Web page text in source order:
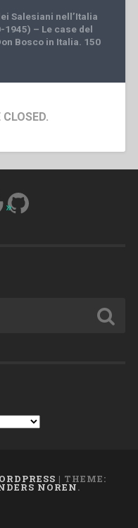
Salesiani nell’Italia
– Le case del
Bosco in Italia. 150
GitHub
| THEME:
NOREN.